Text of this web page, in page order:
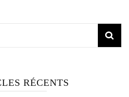
RÉCENTS